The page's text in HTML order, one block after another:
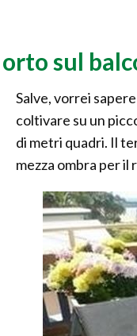
sul
Salve, vorrei
coltivare su un
di metri quadri. Il
mezza ombra per il